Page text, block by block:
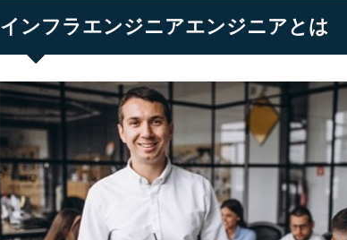
インフラエンジニアエンジニアとは